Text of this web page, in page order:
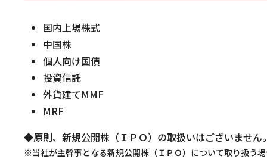
国内上場株式
中国株
個人向け国債
投資信託
外貨建てMMF
MRF
◆原則、新規公開株（ＩＰＯ）の取扱いはございません。
※当社が主幹事となる新規公開株（ＩＰＯ）について取り扱う場